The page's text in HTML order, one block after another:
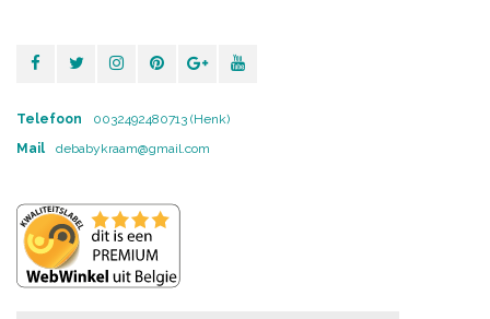
Telefoon
0032492480713 (Henk)
Mail
debabykraam@gmail.com